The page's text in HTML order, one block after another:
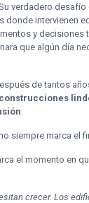
verdadero
donde intervienen
y decisiones
que algún día
de tantos
.
siempre marca el
el momento en
crecer. Los